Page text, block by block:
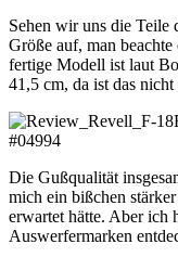
Sehen wir uns die Teile
Größe auf, man
fertige Modell ist laut
41,5 cm, da ist das
Die Gußqualität
mich ein bißchen
erwartet hätte. Aber ich
Auswerfermarken